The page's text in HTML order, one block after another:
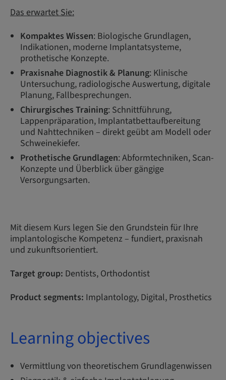
Das erwartet Sie:
Kompaktes Wissen: Biologische Grundlagen,
Indikationen, moderne Implantatsysteme,
prothetische Konzepte.
Praxisnahe Diagnostik & Planung: Klinische
Untersuchung, radiologische Auswertung, digitale
Planung, Fallbesprechungen.
Chirurgisches Training: Schnittführung,
Lappenpräparation, Implantatbettaufbereitung
und Nahttechniken – direkt geübt am Modell oder
Schweinekiefer.
Prothetische Grundlagen: Abformtechniken, Scan-
Konzepte und Überblick über gängige
Versorgungsarten.
Mit diesem Kurs legen Sie den Grundstein für Ihre
implantologische Kompetenz – fundiert, praxisnah
und zukunftsorientiert.
Target group: Dentists, Orthodontist
Product segments: Implantology, Digital, Prosthetics
Learning objectives
Vermittlung von theoretischem Grundlagenwissen